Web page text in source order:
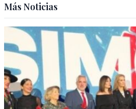
Más Noticias